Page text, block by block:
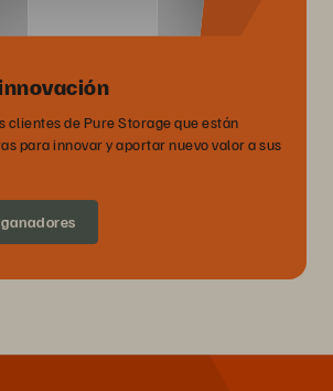
clientes de Pure Storage que están
para innovar y aportar nuevo valor a sus